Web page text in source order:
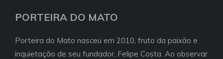
PORTEIRA DO MATO
Porteira do Mato nasceu em 2010, fruto da paixão e
inquietação de seu fundador, Felipe Costa. Ao observar